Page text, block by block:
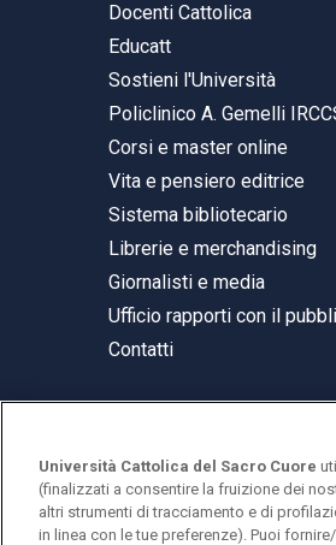
Docenti Cattolica
Educatt
Sostieni l'Università
Policlinico A. Gemelli
Corsi e master online
Vita e pensiero editrice
Sistema bibliotecario
Librerie e merchandising
Giornalisti e media
Ufficio rapporti con il
Contatti
© Università Cattolica del
Largo A. Gemelli 1, 20123
Università Cattolica del Sacro Cuore
(finalizzati a consentire la fruizione dei
altri strumenti di tracciamento e di
in linea con le tue preferenze). Puoi